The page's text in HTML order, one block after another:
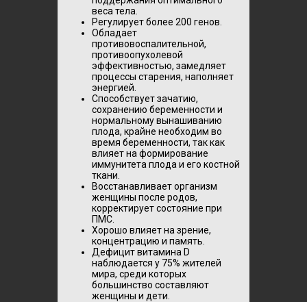
веса тела.
Регулирует более 200 генов.
Обладает
противовоспалительной,
противоопухолевой
эффективностью, замедляет
процессы старения, наполняет
энергией.
Способствует зачатию,
сохранению беременности и
нормальному вынашиванию
плода, крайне необходим во
время беременности, так как
влияет на формирование
иммунитета плода и его костной
ткани.
Восстанавливает организм
женщины после родов,
корректирует состояние при
ПМС.
Хорошо влияет на зрение,
концентрацию и память.
Дефицит витамина D
наблюдается у 75% жителей
мира, среди которых
большинство составляют
женщины и дети.